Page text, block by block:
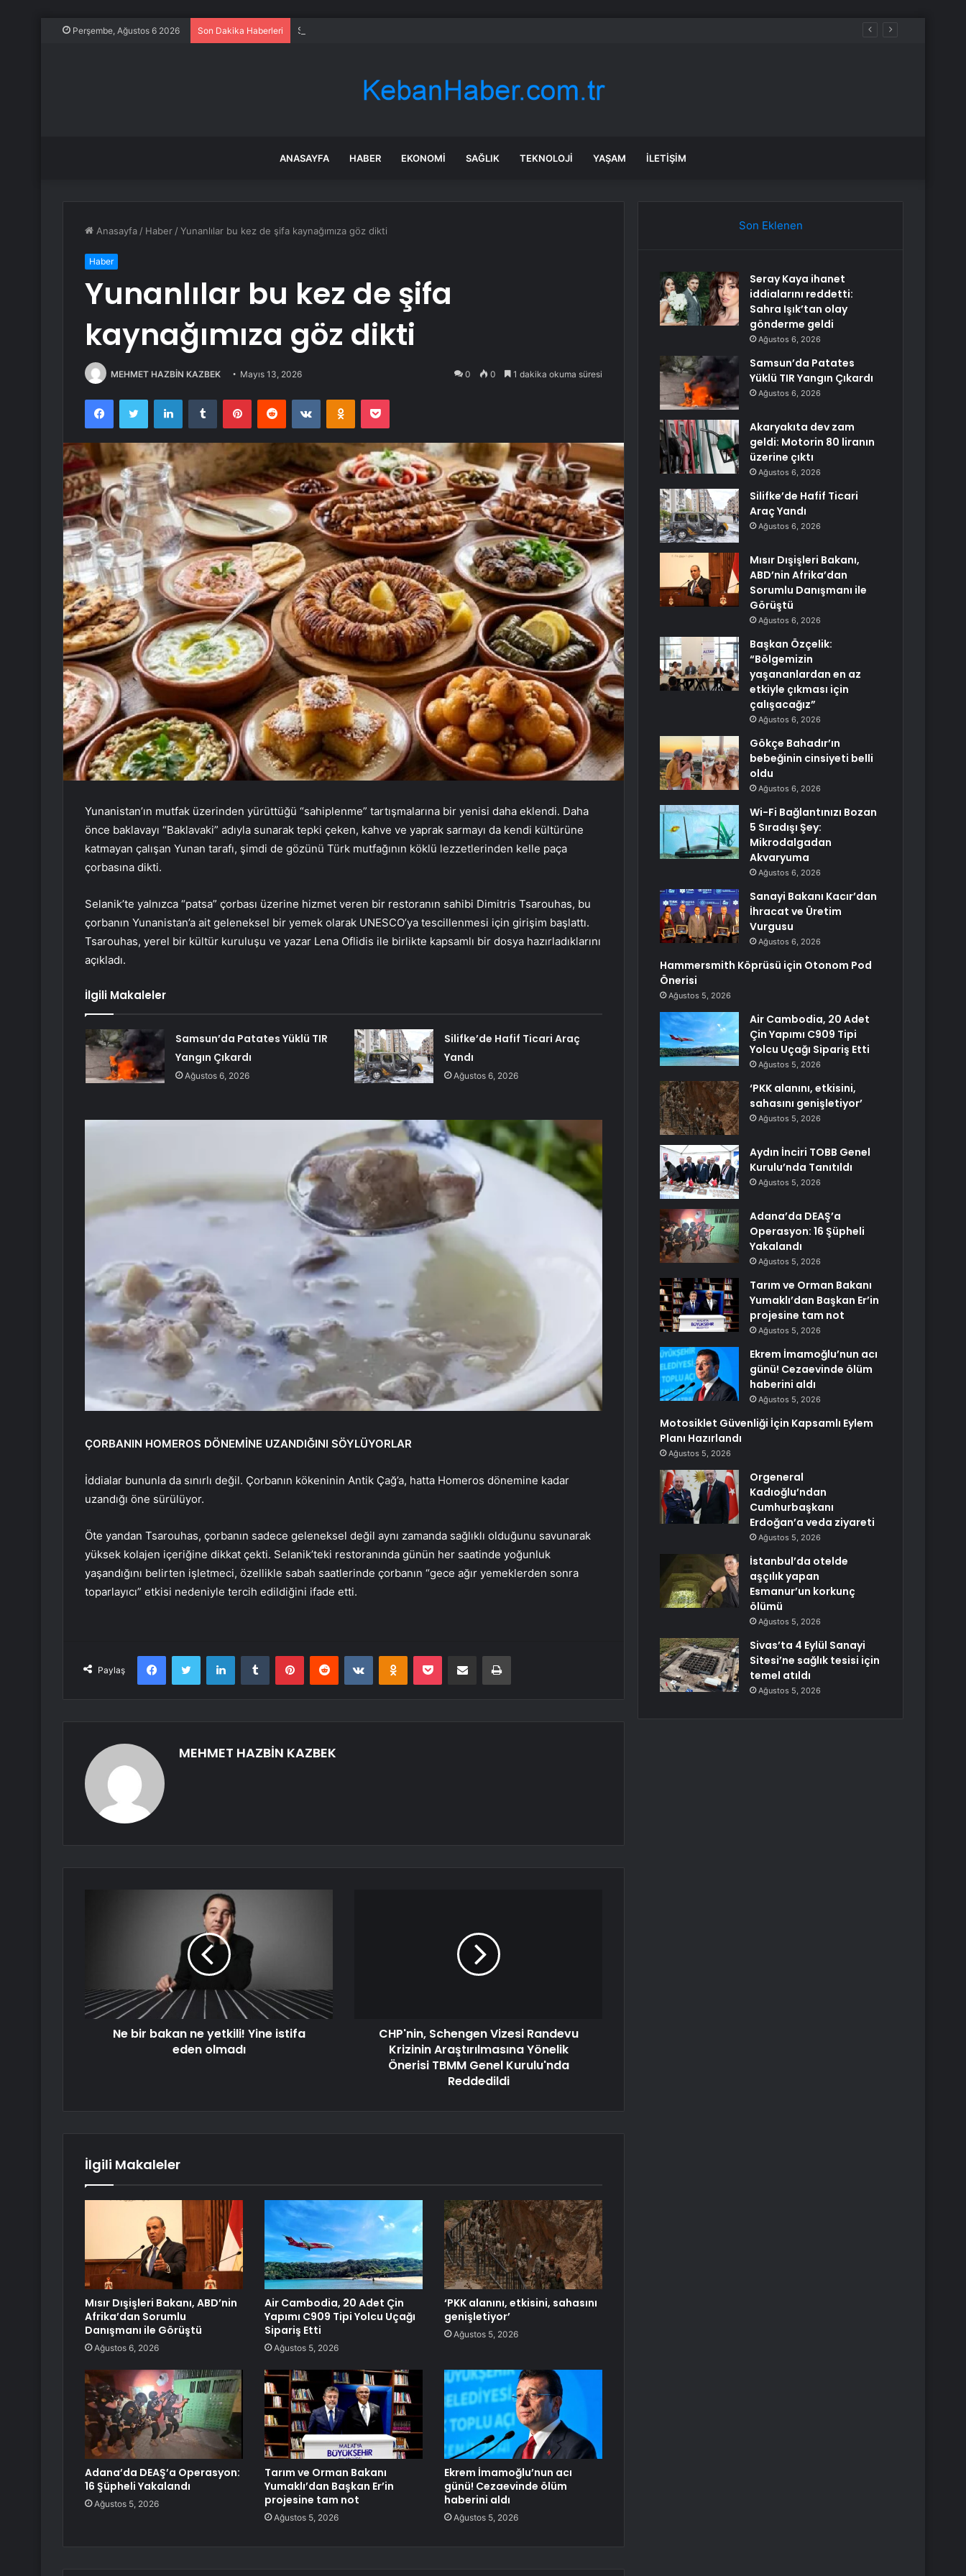
Perşembe, Ağustos 6 2026 Son Dakika Haberleri Samsun’da Patates Yüklü TIR Yangın Çıkardı
ANASAYFA HABER EKONOMI SAĞLIK TEKNOLOJI YAŞAM İLETIŞIM
Anasayfa / Haber /Yunanlılar bu kez de şifa kaynağımıza göz dikti
Haber
Yunanlılar bu kez de şifa
kaynağımıza göz dikti
MEHMET HAZBİN KAZBEK Mayıs 13, 2026 0 0 1 dakika okuma süresi
FacebookTwitter LinkedInTumblr PinterestReddit VKontakteOdnoklassniki
Pocket
Yunanistan’ın mutfak üzerinden yürüttüğü “sahiplenme” tartışmalarına bir yenisi daha eklendi. Daha
önce baklavayı “Baklavaki” adıyla sunarak tepki çeken, kahve ve yaprak sarmayı da kendi kültürüne
katmayan çalışan Yunan tarafı, şimdi de gözünü Türk mutfağının köklü lezzetlerinden kelle paça
çorbasına dikti.
Selanik’te yalnızca “patsa” çorbası üzerine hizmet veren bir restoranın sahibi Dimitris Tsarouhas, bu
çorbanın Yunanistan’a ait geleneksel bir yemek olarak UNESCO’ya tescillenmesi için girişim başlattı.
Tsarouhas, yerel bir kültür kuruluşu ve yazar Lena Oflidis ile birlikte kapsamlı bir dosya hazırladıklarını
açıkladı.
İlgili Makaleler
Samsun’da Patates Yüklü TIR
Yangın Çıkardı
Ağustos 6, 2026
Silifke’de Hafif Ticari Araç
Yandı
Ağustos 6, 2026
ÇORBANIN HOMEROS DÖNEMİNE UZANDIĞINI SÖYLÜYORLAR
İddialar bununla da sınırlı değil. Çorbanın kökeninin Antik Çağ’a, hatta Homeros dönemine kadar
uzandığı öne sürülüyor.
Öte yandan Tsarouhas, çorbanın sadece geleneksel değil aynı zamanda sağlıklı olduğunu savunarak
yüksek kolajen içeriğine dikkat çekti. Selanik’teki restoranında günün her saatinde yoğunluk
yaşandığını belirten işletmeci, özellikle sabah saatlerinde çorbanın “gece ağır yemeklerden sonra
toparlayıcı” etkisi nedeniyle tercih edildiğini ifade etti.
Paylaş
FacebookTwitter LinkedInTumblr PinterestReddit VKontakteOdnoklassniki
Pocket E-Posta ile paylaş Yazdır
MEHMET HAZBİN KAZBEK
Ne bir bakan ne yetkili! Yine istifa
eden olmadı
CHP'nin, Schengen Vizesi Randevu
Krizinin Araştırılmasına Yönelik
Önerisi TBMM Genel Kurulu'nda
Reddedildi
İlgili Makaleler
Mısır Dışişleri Bakanı, ABD’nin
Afrika’dan Sorumlu
Danışmanı ile Görüştü
Ağustos 6, 2026
Air Cambodia, 20 Adet Çin
Yapımı C909 Tipi Yolcu Uçağı
Sipariş Etti
Ağustos 5, 2026
‘PKK alanını, etkisini, sahasını
genişletiyor’
Ağustos 5, 2026
Adana’da DEAŞ’a Operasyon:
16 Şüpheli Yakalandı
Ağustos 5, 2026
Tarım ve Orman Bakanı
Yumaklı’dan Başkan Er’in
projesine tam not
Ağustos 5, 2026
Ekrem İmamoğlu’nun acı
günü! Cezaevinde ölüm
haberini aldı
Ağustos 5, 2026
Son Eklenen
Seray Kaya ihanet
iddialarını reddetti:
Sahra Işık’tan olay
gönderme geldi
Ağustos 6, 2026
Samsun’da Patates
Yüklü TIR Yangın Çıkardı
Ağustos 6, 2026
Akaryakıta dev zam
geldi: Motorin 80 liranın
üzerine çıktı
Ağustos 6, 2026
Silifke’de Hafif Ticari
Araç Yandı
Ağustos 6, 2026
Mısır Dışişleri Bakanı,
ABD’nin Afrika’dan
Sorumlu Danışmanı ile
Görüştü
Ağustos 6, 2026
Başkan Özçelik:
“Bölgemizin
yaşananlardan en az
etkiyle çıkması için
çalışacağız”
Ağustos 6, 2026
Gökçe Bahadır’ın
bebeğinin cinsiyeti belli
oldu
Ağustos 6, 2026
Wi-Fi Bağlantınızı Bozan
5 Sıradışı Şey:
Mikrodalgadan
Akvaryuma
Ağustos 6, 2026
Sanayi Bakanı Kacır’dan
İhracat ve Üretim
Vurgusu
Ağustos 6, 2026
Hammersmith Köprüsü için Otonom Pod
Önerisi
Ağustos 5, 2026
Air Cambodia, 20 Adet
Çin Yapımı C909 Tipi
Yolcu Uçağı Sipariş Etti
Ağustos 5, 2026
‘PKK alanını, etkisini,
sahasını genişletiyor’
Ağustos 5, 2026
Aydın İnciri TOBB Genel
Kurulu’nda Tanıtıldı
Ağustos 5, 2026
Adana’da DEAŞ’a
Operasyon: 16 Şüpheli
Yakalandı
Ağustos 5, 2026
Tarım ve Orman Bakanı
Yumaklı’dan Başkan Er’in
projesine tam not
Ağustos 5, 2026
Ekrem İmamoğlu’nun acı
günü! Cezaevinde ölüm
haberini aldı
Ağustos 5, 2026
Motosiklet Güvenliği İçin Kapsamlı Eylem
Planı Hazırlandı
Ağustos 5, 2026
Orgeneral
Kadıoğlu’ndan
Cumhurbaşkanı
Erdoğan’a veda ziyareti
Ağustos 5, 2026
İstanbul’da otelde
aşçılık yapan
Esmanur’un korkunç
ölümü
Ağustos 5, 2026
Sivas’ta 4 Eylül Sanayi
Sitesi’ne sağlık tesisi için
temel atıldı
Ağustos 5, 2026